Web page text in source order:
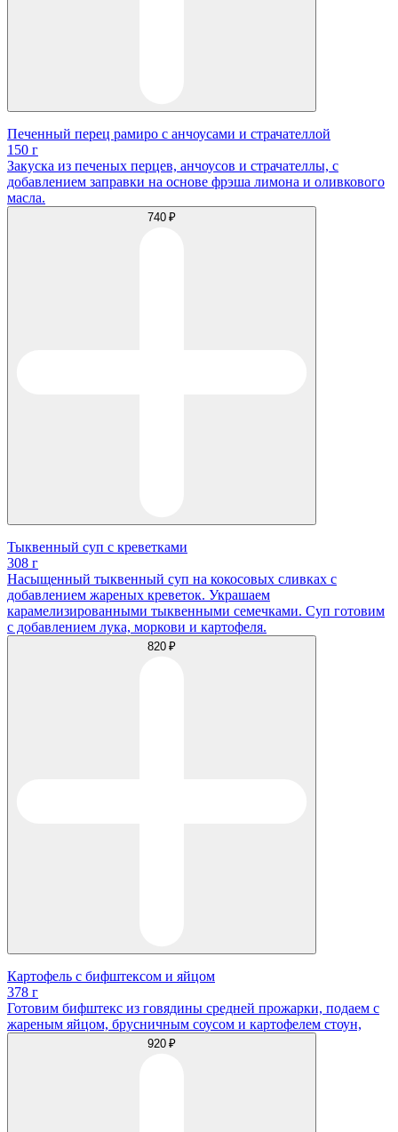
Печенный перец рамиро с анчоусами и страчателлой
150 г
Закуска из печеных перцев, анчоусов и страчателлы, с
добавлением заправки на основе фрэша лимона и оливкового
масла.
740 ₽
Тыквенный суп с креветками
308 г
Насыщенный тыквенный суп на кокосовых сливках с
добавлением жареных креветок. Украшаем
карамелизированными тыквенными семечками. Суп готовим
с добавлением лука, моркови и картофеля.
820 ₽
Картофель с бифштексом и яйцом
378 г
Готовим бифштекс из говядины средней прожарки, подаем с
жареным яйцом, брусничным соусом и картофелем стоун,
920 ₽